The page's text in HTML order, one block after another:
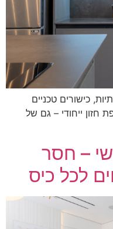
כישורים טכניים
ייחודי – גם של
– חסר
לכל כיס